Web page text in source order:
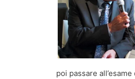
poi passare